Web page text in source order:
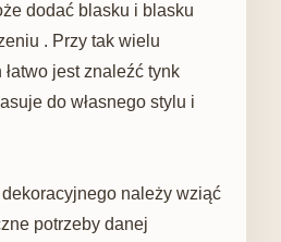
dodać blasku i blasku
. Przy tak wielu
jest znaleźć tynk
do własnego stylu i
należy wziąć
potrzeby danej